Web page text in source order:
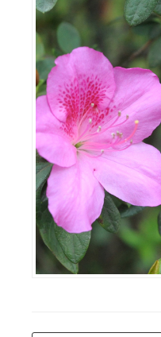
覽
合
作
提
案